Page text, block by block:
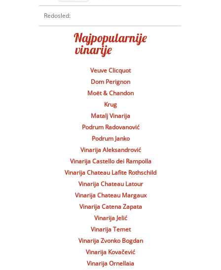
Redosled:
Veuve Clicquot
Dom Perignon
Moët & Chandon
Krug
Matalj Vinarija
Podrum Radovanović
Podrum Janko
Vinarija Aleksandrović
Vinarija Castello dei Rampolla
Vinarija Chateau Lafite Rothschild
Vinarija Chateau Latour
Vinarija Chateau Margaux
Vinarija Catena Zapata
Vinarija Jelić
Vinarija Temet
Vinarija Zvonko Bogdan
Vinarija Kovačević
Vinarija Ornellaia